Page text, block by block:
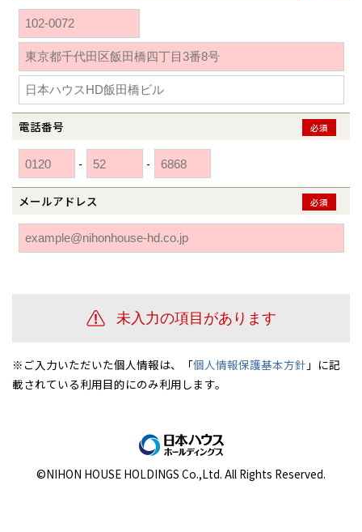
電話番号 必須
- -
メールアドレス 必須
※ご入力いただいた個人情報は、「個人情報保護基本方針 」に記
載されている利用目的にのみ利用します。
©NIHON HOUSE HOLDINGS Co.,Ltd. All Rights Reserved.
福井
茨城
栃木
群馬
三重
兵庫
奈良
滋賀
香川
愛媛
鳥取
広島
山口
福岡
佐賀
熊本
宮崎
鹿児島
分譲マンション
※現住所のある都道府県以外の建築予定地の方でも現住所の有るお近
くの展示場又は店舗にお問合せください。
応します。お気軽にご相談ください。
いわき
福井県
千葉県
柏
茨城県
水戸
栃木県
宇都宮
群馬県
伊勢崎
三重県
奈良県
奈良
香川県
高松
愛媛県
松山
福岡県
佐賀県
佐賀
熊本県
熊本
大分県
大分
宮崎県
宮崎
鹿児島県
鹿児島